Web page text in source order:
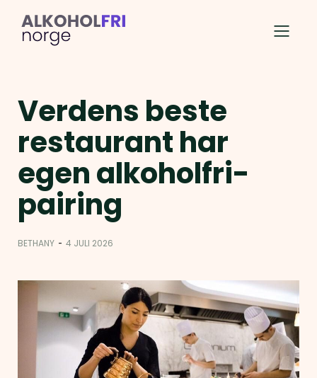
Verdens beste
restaurant har
egen alkoholfri-
pairing
BETHANY - 4 JULI 2026